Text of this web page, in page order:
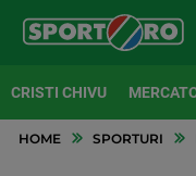
CRISTI CHIVU
HOME SPORTURI